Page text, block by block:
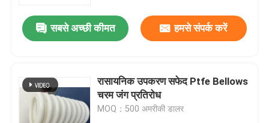
रबर तेल सील
मोटर वाहन तेल जवानों
ट्रक तेल जवानों
सबसे अच्छी कीमत हमसे संपर्क करें
रासायनिक उपकरण सफेद Ptfe Bellows
चरम जंग प्रतिरोध
MOQ：500 अमरीकी डालर